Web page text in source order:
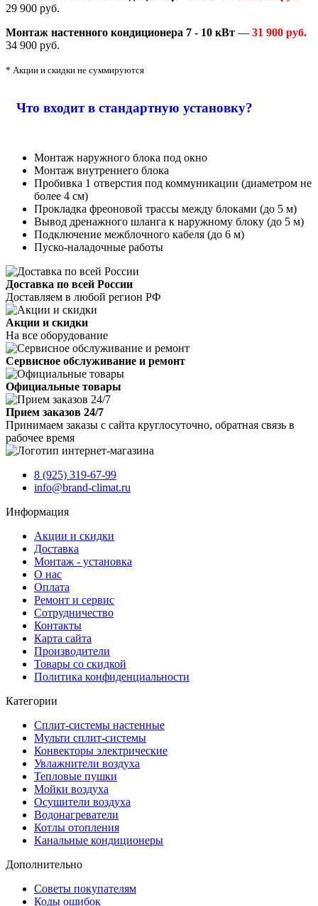
29 900 руб.
Монтаж настенного кондиционера 7 - 10 кВт — 31 900 руб.
34 900 руб.
* Акции и скидки не суммируются
Что входит в стандартную установку?
Монтаж наружного блока под окно
Монтаж внутреннего блока
Пробивка 1 отверстия под коммуникации (диаметром не
более 4 см)
Прокладка фреоновой трассы между блоками (до 5 м)
Вывод дренажного шланга к наружному блоку (до 5 м)
Подключение межблочного кабеля (до 6 м)
Пуско-наладочные работы
Доставка по всей России
Доставляем в любой регион РФ
Акции и скидки
На все оборудование
Сервисное обслуживание и ремонт
Официальные товары
Прием заказов 24/7
Принимаем заказы с сайта круглосуточно, обратная связь в
рабочее время
8 (925) 319-67-99
info@brand-climat.ru
Информация
Акции и скидки
Доставка
Монтаж - установка
О нас
Оплата
Ремонт и сервис
Сотрудничество
Контакты
Карта сайта
Производители
Товары со скидкой
Политика конфиденциальности
Категории
Сплит-системы настенные
Мульти сплит-системы
Конвекторы электрические
Увлажнители воздуха
Тепловые пушки
Мойки воздуха
Осушители воздуха
Водонагреватели
Котлы отопления
Канальные кондиционеры
Дополнительно
Советы покупателям
Коды ошибок